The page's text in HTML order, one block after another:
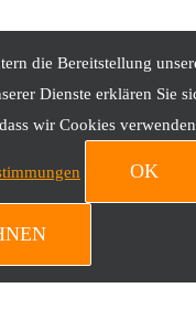
die Bereitstellung
Dienste erklären Sie
wir Cookies
OK